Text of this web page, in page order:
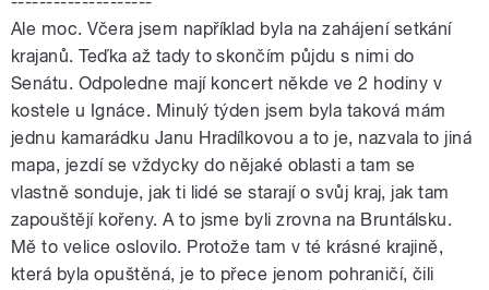
Ale moc. Včera jsem například byla na zahájení setkání
krajanů. Teďka až tady to skončím půjdu s nimi do
Senátu. Odpoledne mají koncert někde ve 2 hodiny v
kostele u Ignáce. Minulý týden jsem byla taková mám
jednu kamarádku Janu Hradílkovou a to je, nazvala to jiná
mapa, jezdí se vždycky do nějaké oblasti a tam se
vlastně sonduje, jak ti lidé se starají o svůj kraj, jak tam
zapouštějí kořeny. A to jsme byli zrovna na Bruntálsku.
Mě to velice oslovilo. Protože tam v té krásné krajině,
která byla opuštěná, je to přece jenom pohraničí, čili